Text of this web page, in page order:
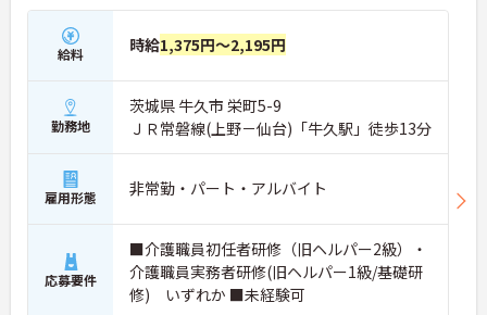
給料 時給1,375円～2,195円
勤務地
茨城県 牛久市 栄町5-9
ＪＲ常磐線(上野－仙台)「牛久駅」徒歩13分
雇用形態 非常勤・パート・アルバイト
応募要件
■介護職員初任者研修（旧ヘルパー2級）・
介護職員実務者研修(旧ヘルパー1級/基礎研
修) いずれか ■未経験可